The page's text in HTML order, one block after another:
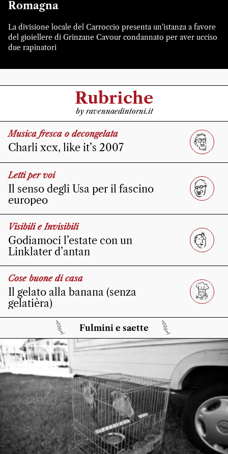
Romagna
La divisione locale del Carroccio presenta un'istanza a favore
del gioiellere di Grinzane Cavour condannato per aver ucciso
due rapinatori
Rubriche
by ravennaedintorni.it
Musica fresca o decongelata
Charli xcx, like it’s 2007
Letti per voi
Il senso degli Usa per il fascino
europeo
Visibili e Invisibili
Godiamoci l’estate con un
Linklater d’antan
Cose buone di casa
Il gelato alla banana (senza
gelatièra)
Fulmini e saette